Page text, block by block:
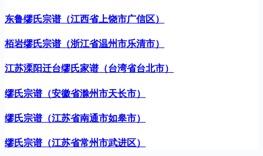
东鲁缪氏宗谱（江西省上饶市广信区）
栢岩缪氏宗谱（浙江省温州市乐清市）
江苏溧阳迁台缪氏家谱（台湾省台北市）
缪氏宗谱（安徽省滁州市天长市）
缪氏宗谱（江苏省南通市如皋市）
缪氏宗谱（江苏省常州市武进区）